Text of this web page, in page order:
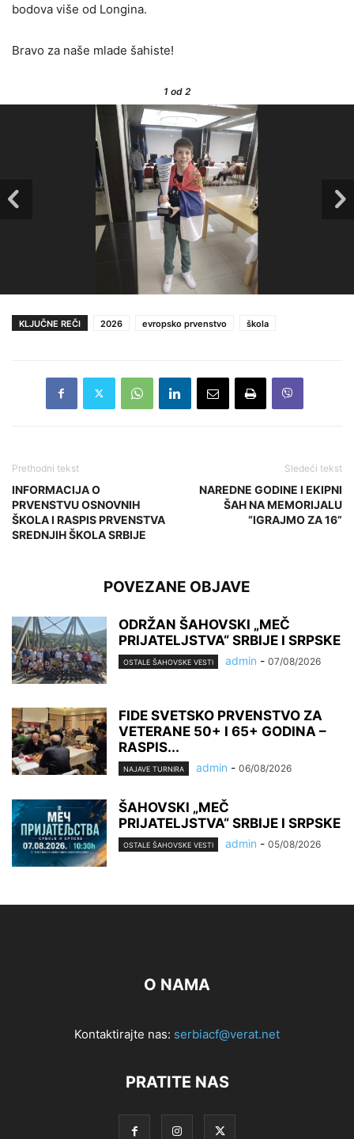
bodova više od Longina.
Bravo za naše mlade šahiste!
1 od 2
KLJUČNE REČI 2026 evropsko prvenstvo škola
Prethodni tekst
INFORMACIJA O
PRVENSTVU OSNOVNIH
ŠKOLA I RASPIS PRVENSTVA
SREDNJIH ŠKOLA SRBIJE
Sledeći tekst
NAREDNE GODINE I EKIPNI
ŠAH NA MEMORIJALU
“IGRAJMO ZA 16”
POVEZANE OBJAVE
ODRŽAN ŠAHOVSKI „MEČ
PRIJATELJSTVA“ SRBIJE I SRPSKE
OSTALE ŠAHOVSKE VESTI admin - 07/08/2026
FIDE SVETSKO PRVENSTVO ZA
VETERANE 50+ I 65+ GODINA –
RASPIS...
NAJAVE TURNIRA admin - 06/08/2026
ŠAHOVSKI „MEČ
PRIJATELJSTVA“ SRBIJE I SRPSKE
OSTALE ŠAHOVSKE VESTI admin - 05/08/2026
O NAMA
Kontaktirajte nas: serbiacf@verat.net
PRATITE NAS